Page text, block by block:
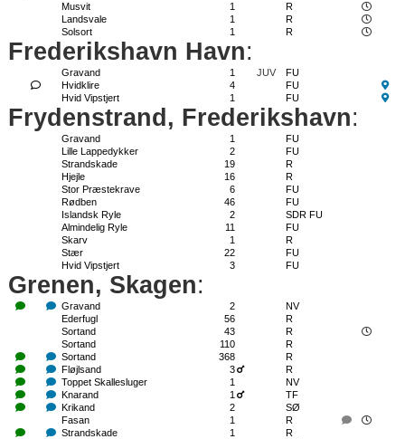
Musvit 1
R
Landsvale
1
R
Solsort
1 R
Frederikshavn Havn:
Gravand 1 JUV
FU
Hvidklire
4
FU
Hvid Vipstjert
1 FU
Frydenstrand, Frederikshavn:
Gravand 1
FU
Lille Lappedykker
2
FU
Strandskade
19
R
Hjejle
16
R
Stor Præstekrave
6
FU
Rødben
46
FU
Islandsk Ryle
2
SDR FU
Almindelig Ryle
11
FU
Skarv
1
R
Stær
22
FU
Hvid Vipstjert
3 FU
Grenen, Skagen:
Gravand 2
NV
Ederfugl
56
R
Sortand
43
R
Sortand
110
R
Sortand
368
R
Fløjlsand
3
R
Toppet Skallesluger
1
NV
Knarand
1
TF
Krikand
2
SØ
Fasan
1
R
Strandskade
1
R